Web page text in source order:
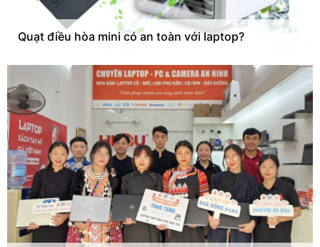
Quạt điều hòa mini có an toàn với laptop?